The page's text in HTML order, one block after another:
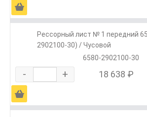
Ä
Рессорный лист № 1 передний
2902100-30) / Чусовой
6580-2902100-30
- + 18 638 ₽
Ä